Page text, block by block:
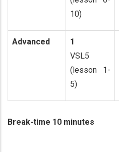
10)
Advanced
1
VSL5
(lesson 1-
5)
Break-time 10 minutes